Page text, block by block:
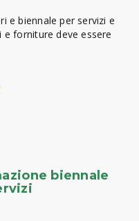
e biennale per servizi e
forniture deve essere
biennale